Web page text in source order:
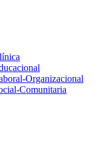
Organizacional
Comunitaria